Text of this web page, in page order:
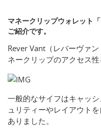
マネークリップウォレット
ご紹介です。
Rever Vant（レバーヴァ
ネークリップのアクセス性
一般的なサイフはキャッ
ュリティーやレイアウト
ありました。